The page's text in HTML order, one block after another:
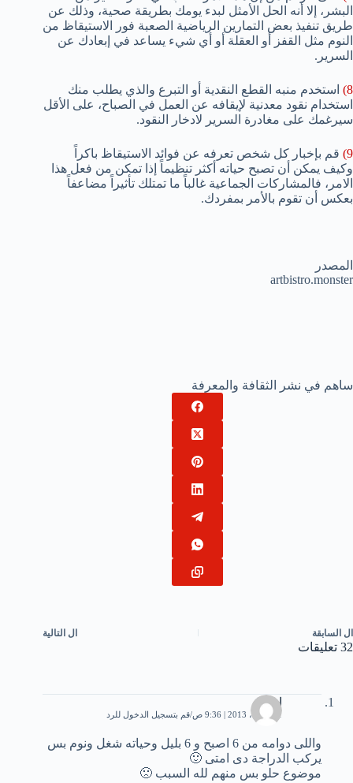
البشر، إلا أنه الحل الأمثل لبدء يومك بطريقة صحية، وذلك عن
طريق تنفيذ بعض التمارين الرياضية الصعبة فور الاستيقاظ من
النوم مثل القفز أو العقلة أو أي شيء يساعد في إبعادك عن
السرير.
8)
استخدم منبه القطع النقدية أو التبرع والذي يطلب منك
استخدام نقود معدنية لإيقافه عن العمل في الصباح، على الأقل
سيرغمك على مغادرة السرير لادخار النقود.
9) قم بإخبار كل شخص تعرفه عن فوائد الاستيقاظ باكراً
وكيف يمكن أن تصبح حياته أكثر تنظيماً إذا تمكن من فعل هذا
الامر، فالمشاركات الجماعية غالباً ما تمتلك تأثيراً مضاعفاً
بعكس أن تقوم بالأمر بمفردك.
المصدر
artbistro.monster
ساهم في نشر الثقافة والمعرفة
ال السابقة ال التالية
32 تعليقات
احمد
21 أبريل، 2013 | 9:36 ص قم بتسجيل الدخول للرد
واللى دوامه من 6 اصبح و 6 بليل وحياته شغل ونوم بس
يركب الدراجة دى امتى 🙂
موضوع حلو بس منهم لله السبب 🙁